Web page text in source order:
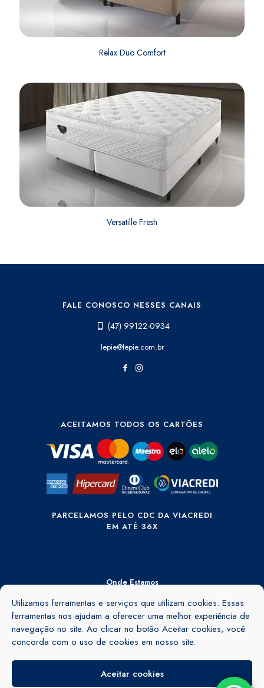
Utilizamos ferramentas e serviços que utilizam cookies. Essas
ferramentas nos ajudam a oferecer uma melhor experiência de
navegação no site. Ao clicar no botão Aceitar cookies, você
concorda com o uso de cookies em nosso site.
Aceitar cookies
Relax Duo Comfort
Versatille Fresh
FALE CONOSCO NESSES CANAIS
(47) 99122-0934
lepie@lepie.com.br
ACEITAMOS TODOS OS CARTÕES
PARCELAMOS PELO CDC DA VIACREDI
EM ATÉ 36X
Onde Estamos
Rua Ângelo Rubini, 895 - Barra do Rio Cerro - Jaraguá do Sul - SC -
89260-155
Ver no mapa